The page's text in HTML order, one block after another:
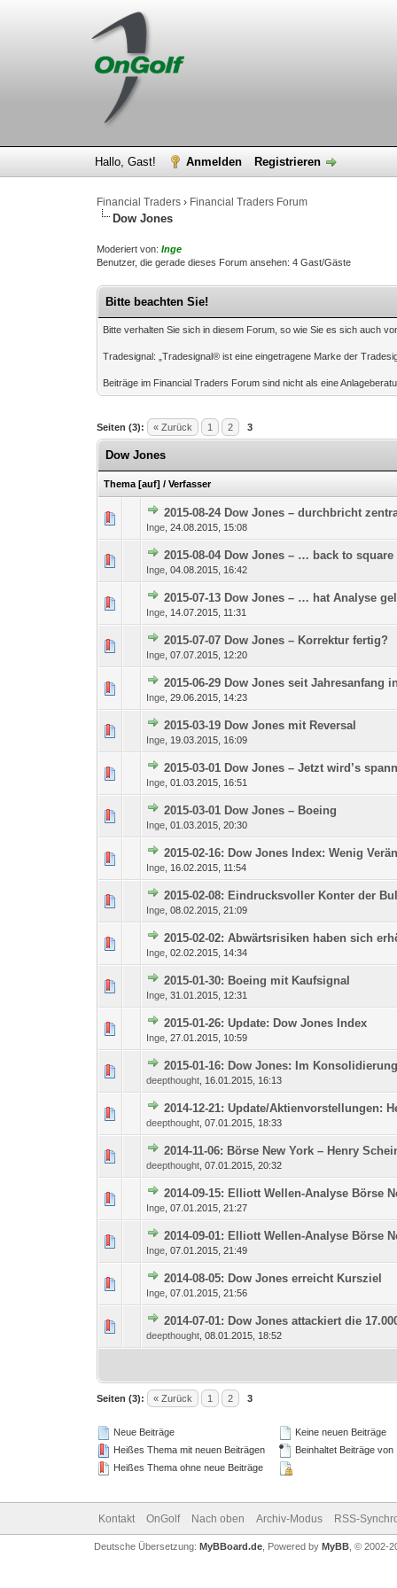
Hallo, Gast! Anmelden Registrieren
Financial Traders › Financial Traders Forum
Dow Jones
Moderiert von:Inge
Benutzer, die gerade dieses Forum ansehen: 4 Gast/Gäste
Bitte beachten Sie!
Bitte verhalten Sie sich in diesem Forum, so wie Sie es sich auch
Tradesignal: „Tradesignal® ist eine eingetragene Marke der
Beiträge im Financial Traders Forum sind nicht als eine
Seiten (3): « Zurück 1 2 3
Dow Jones
Thema [auf] /Verfasser
2015-08-24 Dow Jones – durchbricht
Inge ,24.08.2015, 15:08
0 Bewertung(en) - 0 1
2015-08-04 Dow Jones – … back to square
Inge ,04.08.2015, 16:42
0 Bewertung(en) - 0 1
2015-07-13 Dow Jones – … hat Analyse
Inge 14.07.2015, 11:31
0 Bewertung(en) - 0 1
2015-07-07 Dow Jones – Korrektur fertig?
Inge ,07.07.2015, 12:20
0 Bewertung(en) - 0
2015-06-29 Dow Jones seit Jahresanfang
Inge ,29.06.2015, 14:23
0 Bewertung(en) - 0 12
2015-03-19 Dow Jones mit Reversal
Inge 19.03.2015, 16:09
0 Bewertung(en) - 0
2015-03-01 Dow Jones – Jetzt wird’s
Inge ,01.03.2015, 16:51
0 Bewertung(en) - 0 1
2015-03-01 Dow Jones – Boeing
Inge ,01.03.2015, 20:30
0 Bewertung(en) - 0
2015-02-16: Dow Jones Index: Wenig
Inge 16.02.2015, 11:54
0 Bewertung(en) - 0 1
2015-02-08: Eindrucksvoller Konter der
Inge ,08.02.2015, 21:09
0 Bewertung(en) - 0 1
2015-02-02: Abwärtsrisiken haben sich
Inge ,02.02.2015, 14:34
0 Bewertung(en) - 0 1
2015-01-30: Boeing mit Kaufsignal
Inge ,31.01.2015, 12:31
0 Bewertung(en) - 0
2015-01-26: Update: Dow Jones Index
Inge ,27.01.2015, 10:59
0 Bewertung(en) - 0
2015-01-16: Dow Jones: Im
deepthought 16.01.2015, 16:13
0 Bewertung(en) - 0 1
2014-12-21: Update/Aktienvorstellungen:
deepthought ,07.01.2015, 18:33
0 Bewertung(en) - 0 1
2014-11-06: Börse New York – Henry
deepthought ,07.01.2015, 20:32
0 Bewertung(en) - 0 1
2014-09-15: Elliott Wellen-Analyse Börse
Inge ,07.01.2015, 21:27
0 Bewertung(en) - 0 1
2014-09-01: Elliott Wellen-Analyse Börse
Inge ,07.01.2015, 21:49
0 Bewertung(en) - 0 1
2014-08-05: Dow Jones erreicht Kursziel
Inge ,07.01.2015, 21:56
0 Bewertung(en) - 0
2014-07-01: Dow Jones attackiert die
deepthought ,08.01.2015, 18:52
0 Bewertung(en) - 0 1
Seiten (3): « Zurück 1 2 3
Neue Beiträge
Heißes Thema mit neuen Beiträgen
Heißes Thema ohne neue Beiträge
Keine neuen Beiträge
Beinhaltet Beiträge von
Kontakt OnGolf Nach oben Archiv-Modus RSS-
Deutsche Übersetzung: MyBBoard.de, Powered by MyBB, © 2002-